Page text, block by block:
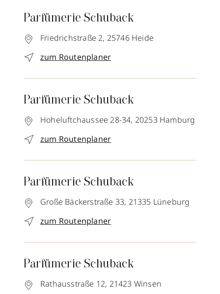
Parfümerie Schuback
Friedrichstraße 2, 25746 Heide
zum Routenplaner
Parfümerie Schuback
Hoheluftchaussee 28-34, 20253 Hamburg
zum Routenplaner
Parfümerie Schuback
Große Bäckerstraße 33, 21335 Lüneburg
zum Routenplaner
Parfümerie Schuback
Rathausstraße 12, 21423 Winsen